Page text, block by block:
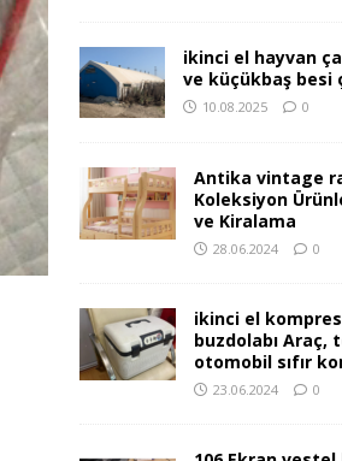
ikinci el hayvan
ve küçükbaş besi
10.08.2025 0
Antika vintage
Koleksiyon
ve Kiralama
28.06.2024 0
ikinci el
buzdolabı Araç,
otomobil sıfır
23.06.2024 0